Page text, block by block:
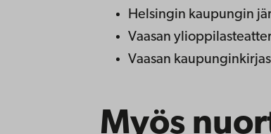
Helsingin kaupungin
Vaasan
Vaasan
Myös